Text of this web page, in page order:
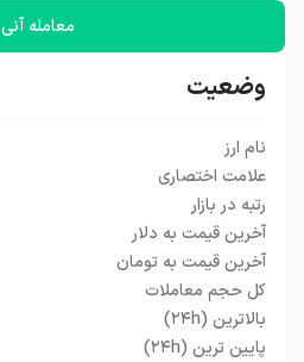
معامله آنی
وضعیت
نام ارز
علامت اختصاری
رتبه در بازار
آخرین قیمت به دلار
آخرین قیمت به تومان
کل حجم معاملات
بالاترین (۲۴h)
پایین ترین (۲۴h)